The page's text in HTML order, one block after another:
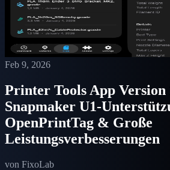
Feb 9, 2026
Printer Tools App Version
Snapmaker U1-
OpenPrintTag & Große
Leistungsverbesserungen
von FixoLab